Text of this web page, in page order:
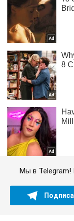
Мы в Telegram!